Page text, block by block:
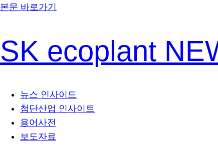
본문 바로가기
SK ecoplant
뉴스 인사이드
첨단산업 인사이트
용어사전
보도자료